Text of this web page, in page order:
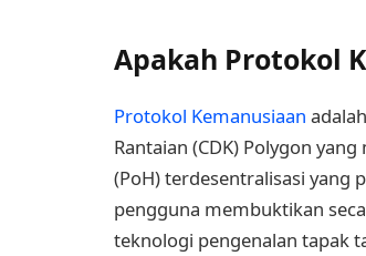
Apakah Protokol
Protokol Kemanusiaan
Rantaian (CDK) Polygon
(PoH) terdesentralisasi yang
pengguna membuktikan
teknologi pengenalan tapak